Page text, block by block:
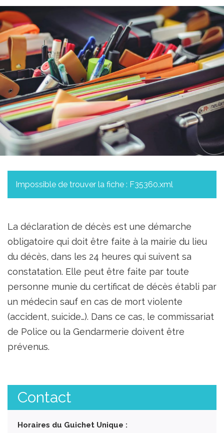
Impossible de trouver la fiche : F35360.xml
La déclaration de décès est une démarche
obligatoire qui doit être faite à la mairie du lieu
du décès, dans les 24 heures qui suivent sa
constatation. Elle peut être faite par toute
personne munie du certificat de décès établi par
un médecin sauf en cas de mort violente
(accident, suicide…). Dans ce cas, le commissariat
de Police ou la Gendarmerie doivent être
prévenus.
Contact
Horaires du Guichet Unique :